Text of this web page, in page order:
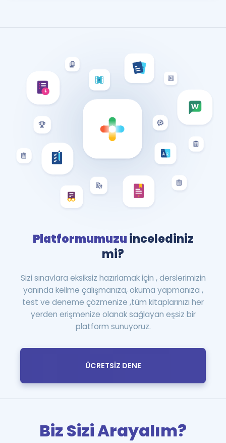
Platformumuzuincelediniz
mi?
Sizi sınavlara eksiksiz hazırlamak için , derslerimizin
yanında kelime çalışmanıza, okuma yapmanıza ,
test ve deneme çözmenize ,tüm kitaplarınızı her
yerden erişmenize olanak sağlayan eşsiz bir
platform sunuyoruz.
ÜCRETSİZ DENE
Biz Sizi Arayalım?